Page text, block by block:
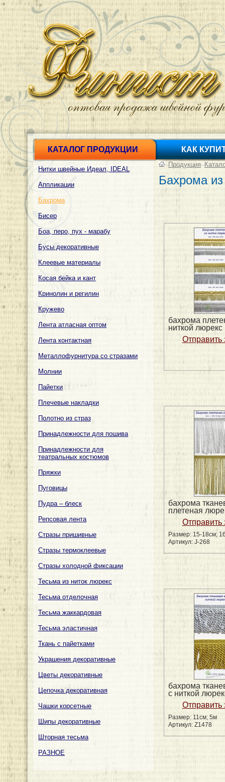
КАТАЛОГ ПРОДУКЦИИ КАК
Нитки швейные Идеал, IDEAL
Аппликации
Бахрома
Бисер
Боа, перо, пух - марабу
Бусы декоративные
Клеевые материалы
Косая бейка и кант
Кринолин и регилин
Кружево
Лента атласная оптом
Лента контактная
Металлофурнитура со стразами
Молнии
Пайетки
Плечевые накладки
Полотно из страз
Принадлежности для пошива
Принадлежности для
театральных костюмов
Пряжки
Пуговицы
Пудра – блеск
Репсовая лента
Стразы пришивные
Стразы термоклеевые
Стразы холодной фиксации
Тесьма из ниток люрекс
Тесьма отделочная
Тесьма жаккардовая
Тесьма эластичная
Ткань с пайетками
Украшения декоративные
Цветы декоративные
Цепочка декоративная
Чашки корсетные
Шипы декоративные
Шторная тесьма
РАЗНОЕ
–Продукция–
Бахрома
бахрома
ниткой люрекс
бахрома
плетеная
Размер: 15-18см;
Артикул: J-268
бахрома
с ниткой
Размер: 11см; 5м
Артикул: Z1478